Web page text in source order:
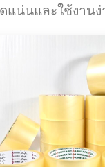
น่นและใช้งานง่